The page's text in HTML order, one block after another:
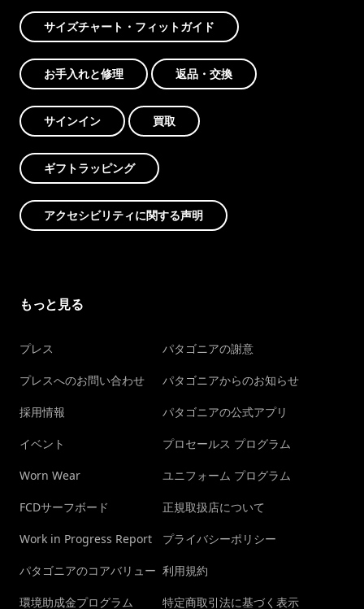
サイズチャート・フィットガイド
お手入れと修理 返品・交換
サインイン 買取
ギフトラッピング
アクセシビリティに関する声明
もっと見る
プレス
プレスへのお問い合わせ
採用情報
イベント
Worn Wear
FCDサーフボード
Work in Progress Report
パタゴニアのコアバリュー
環境助成金プログラム
パタゴニアの謝意
パタゴニアからのお知らせ
パタゴニアの公式アプリ
プロセールス プログラム
ユニフォーム プログラム
正規取扱店について
プライバシーポリシー
利用規約
特定商取引法に基づく表示